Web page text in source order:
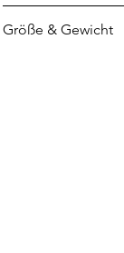
als Agent für und
Größe & Gewicht